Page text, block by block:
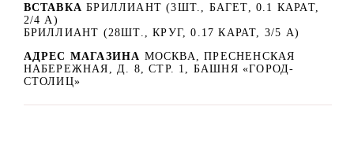
ВСТАВКА БРИЛЛИАНТ (3ШТ., БАГЕТ, 0.1 КАРАТ,
2/4 А)
БРИЛЛИАНТ (28ШТ., КРУГ, 0.17 КАРАТ, 3/5 А)
АДРЕС МАГАЗИНА МОСКВА, ПРЕСНЕНСКАЯ
НАБЕРЕЖНАЯ, Д. 8, СТР. 1, БАШНЯ «ГОРОД-
СТОЛИЦ»